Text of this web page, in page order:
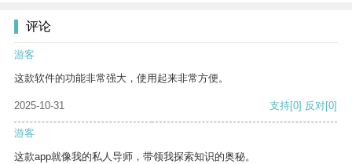
评论
游客
这款软件的功能非常强大，使用起来非常方便。
2025-10-31 支持[0] 反对[0]
游客
这款app就像我的私人导师，带领我探索知识的奥秘。